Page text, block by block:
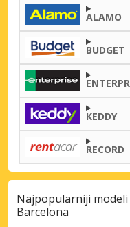
ALAMO
BUDGET
KEDDY
RECORD
Najpopularniji
Barcelona